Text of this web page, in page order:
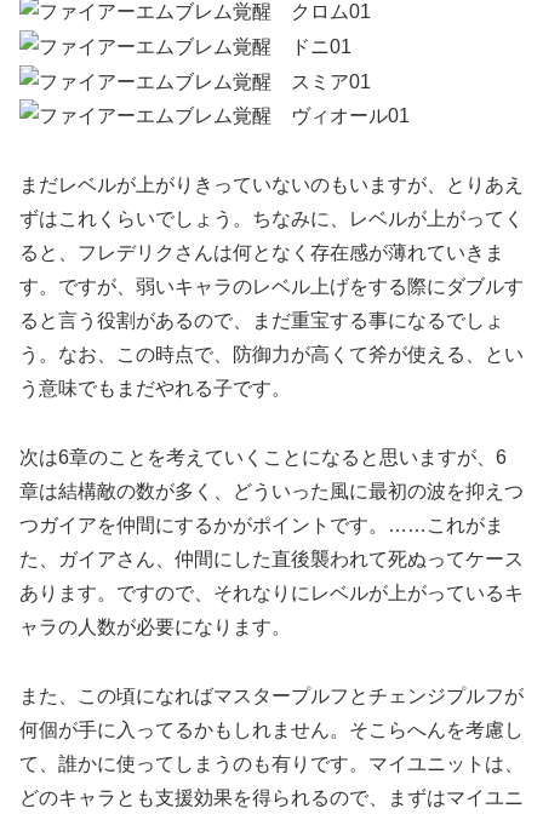
まだレベルが上がりきっていないのもいますが、とりあえ
ずはこれくらいでしょう。ちなみに、レベルが上がってく
ると、フレデリクさんは何となく存在感が薄れていきま
す。ですが、弱いキャラのレベル上げをする際にダブルす
ると言う役割があるので、まだ重宝する事になるでしょ
う。なお、この時点で、防御力が高くて斧が使える、とい
う意味でもまだやれる子です。
次は6章のことを考えていくことになると思いますが、6
章は結構敵の数が多く、どういった風に最初の波を抑えつ
つガイアを仲間にするかがポイントです。……これがま
た、ガイアさん、仲間にした直後襲われて死ぬってケース
あります。ですので、それなりにレベルが上がっているキ
ャラの人数が必要になります。
また、この頃になればマスタープルフとチェンジプルフが
何個が手に入ってるかもしれません。そこらへんを考慮し
て、誰かに使ってしまうのも有りです。マイユニットは、
どのキャラとも支援効果を得られるので、まずはマイユニ